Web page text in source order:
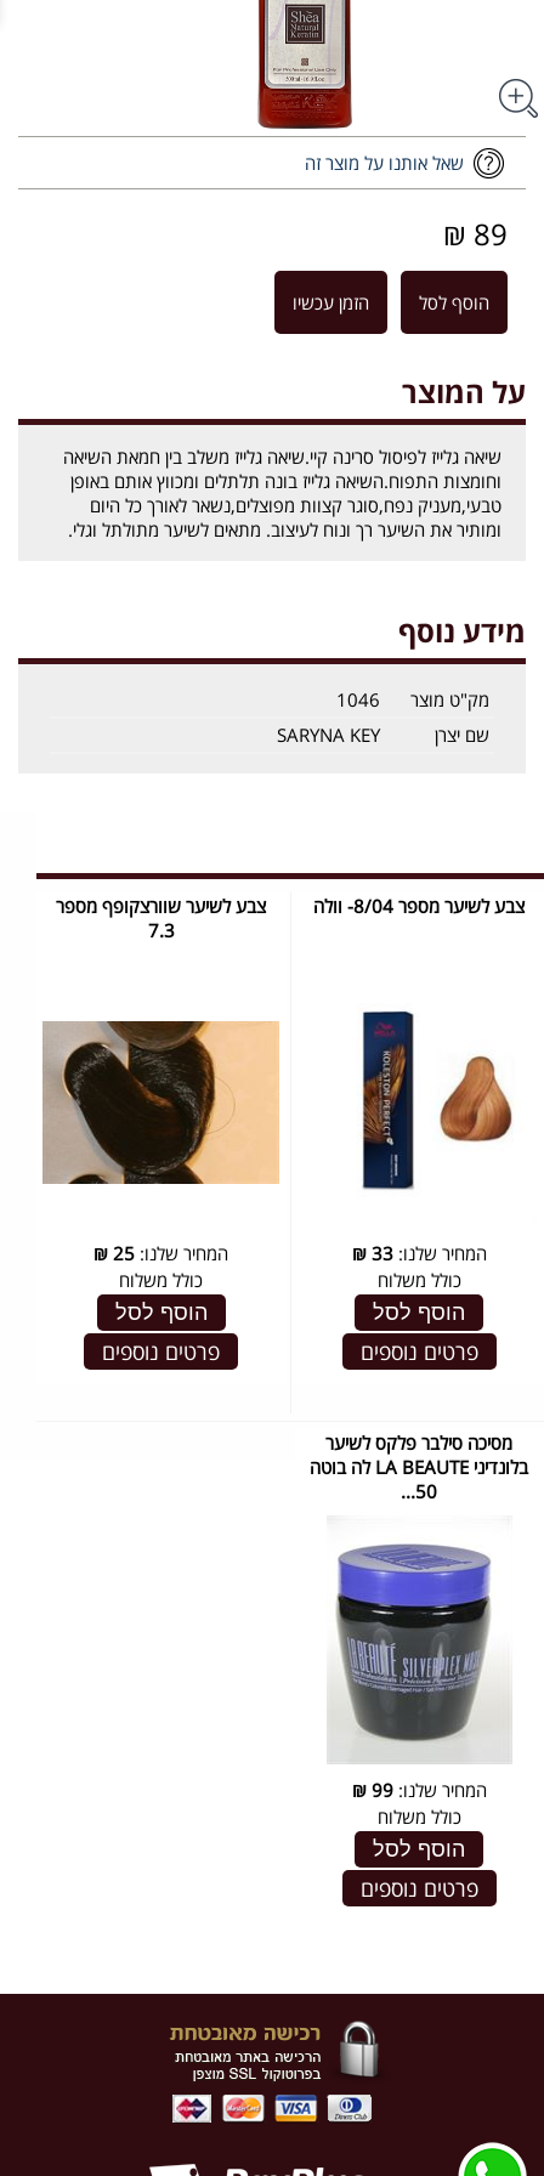
שאל אותנו על מוצר זה
89 ₪
הוסף לסל הזמן עכשיו
על המוצר
שיאה גלייז לפיסול סרינה קיי.שיאה גלייז משלב בין חמאת השיאה
וחומצות התפוח.השיאה גלייז בונה תלתלים ומכווץ אותם באופן
טבעי,מעניק נפח,סוגר קצוות מפוצלים,נשאר לאורך כל היום
ומותיר את השיער רך ונוח לעיצוב. מתאים לשיער מתולתל וגלי.
מידע נוסף
מק"ט מוצר
1046
שם יצרן
SARYNA KEY
צבע לשיער מספר 8/04- וולה
המחיר שלנו:33
₪
כולל משלוח
הוסף לסל
פרטים נוספים
צבע לשיער שוורצקופף מספר
7.3
המחיר שלנו: 25
₪
כולל משלוח
הוסף לסל
פרטים נוספים
מסיכה סילבר פלקס לשיער
בלונדיני LA BEAUTE לה בוטה
50...
המחיר שלנו:99
₪
כולל משלוח
הוסף לסל
פרטים נוספים